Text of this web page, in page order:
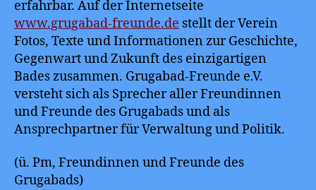
erfahrbar. Auf der Internetseite
www.grugabad-freunde.de stellt der Verein
Fotos, Texte und Informationen zur Geschichte,
Gegenwart und Zukunft des einzigartigen
Bades zusammen. Grugabad-Freunde e.V.
versteht sich als Sprecher aller Freundinnen
und Freunde des Grugabads und als
Ansprechpartner für Verwaltung und Politik.
(ü. Pm, Freundinnen und Freunde des
Grugabads)